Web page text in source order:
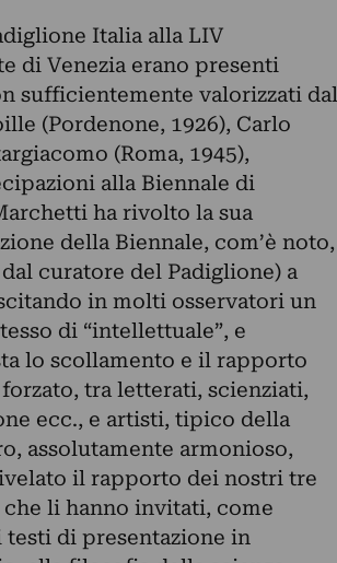
Italia alla LIV
di Venezia erano presenti
sufficientemente valorizzati dal
(Pordenone, 1926), Carlo
(Roma, 1945),
alla Biennale di
ha rivolto la sua
della Biennale, com’è noto,
curatore del Padiglione) a
in molti osservatori un
di “intellettuale”, e
lo scollamento e il rapporto
tra letterati, scienziati,
ecc., e artisti, tipico della
assolutamente armonioso,
il rapporto dei nostri tre
li hanno invitati, come
testi di presentazione in